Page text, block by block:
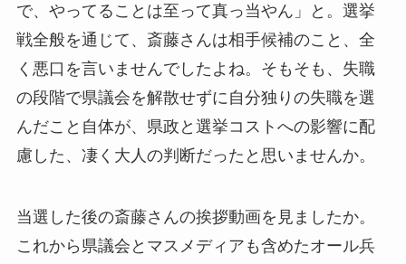
で、やってることは至って真っ当やん」と。選挙
戦全般を通じて、斎藤さんは相手候補のこと、全
く悪口を言いませんでしたよね。そもそも、失職
の段階で県議会を解散せずに自分独りの失職を選
んだこと自体が、県政と選挙コストへの影響に配
慮した、凄く大人の判断だったと思いませんか。
当選した後の斎藤さんの挨拶動画を見ましたか。
これから県議会とマスメディアも含めたオール兵